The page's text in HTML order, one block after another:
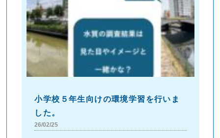
小学校５年生向けの環境学習を行いま
した。
26/02/25